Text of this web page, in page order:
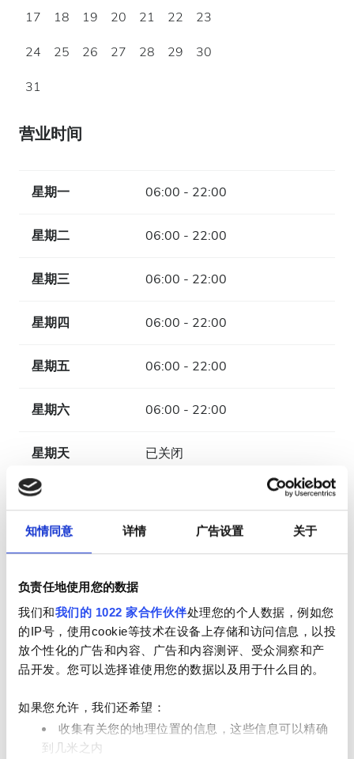
知情同意 详情 广告设置 关于
负责任地使用您的数据
我们和我们的 1022 家合作伙伴处理您的个人数据，例如您
的IP号，使用cookie等技术在设备上存储和访问信息，以投
放个性化的广告和内容、广告和内容测评、受众洞察和产
品开发。您可以选择谁使用您的数据以及用于什么目的。
如果您允许，我们还希望：
收集有关您的地理位置的信息，这些信息可以精确
到几米之内
17 18 19 20 21 22
23
24
25 26 27 28 29
30
31
营业时间
星期一 06:00 - 22:00
星期二 06:00 - 22:00
星期三 06:00 - 22:00
星期四 06:00 - 22:00
星期五 06:00 - 22:00
星期六 06:00 - 22:00
星期天 已关闭
员工
Chief Doctor
Dr. Havasi Nicoleta